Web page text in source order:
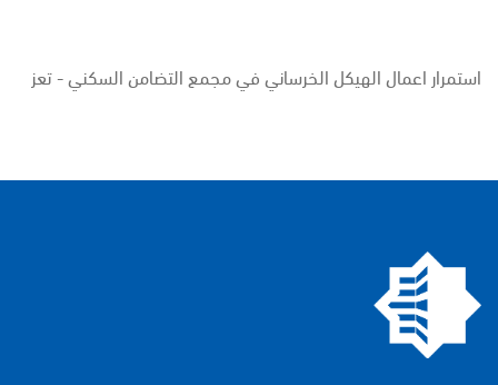
استمرار اعمال الهيكل الخرساني في مجمع التضامن السكني - تعز